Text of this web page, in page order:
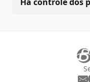
Há controle dos